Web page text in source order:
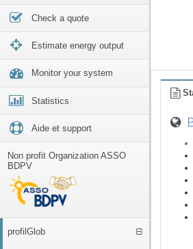
Check a quote
Estimate energy output
Monitor your system
Statistics
Aide et support
Non profit Organization ASSO
BDPV
profilGlob